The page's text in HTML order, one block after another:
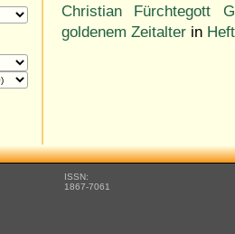
Christian Fürchtegott
goldenem Zeitalter in
ISSN:
1867-7061